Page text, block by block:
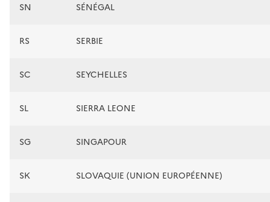
SN SÉNÉGAL
RS SERBIE
SC SEYCHELLES
SL SIERRA LEONE
SG SINGAPOUR
SK SLOVAQUIE (UNION EUROPÉENNE)